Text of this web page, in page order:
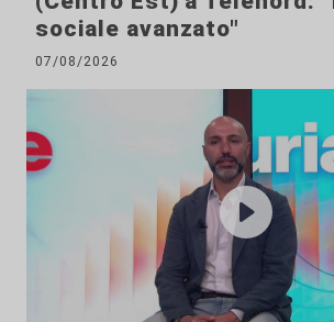
sociale avanzato"
07/08/2026